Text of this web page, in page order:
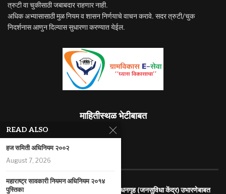
त्रुटी वा चुकीसाठी जबाबदार राहणार नाही.
अधिक अभ्यासासाठी मुळ नियम व शासन निर्णयाचे वाचन करावे. सदर त्रुटी/चुक
निदर्शनास आणुन दिल्यास सुधारणा करण्यात येईल.
माहितीस्थळ भेटीबाबत
RECENT ARTICLES
सार्वजनिक बांधकाम विभागाच्या रस्त्यांलगत प्रसाधनगृह (जनसुविधा केंद्र) उभारणेबाबत
READ ALSO
हज समिती अधिनियम २००२
August 7, 2026
महाराष्ट्र सावकारी नियमन अधिनियम २०१४
पुस्तिका